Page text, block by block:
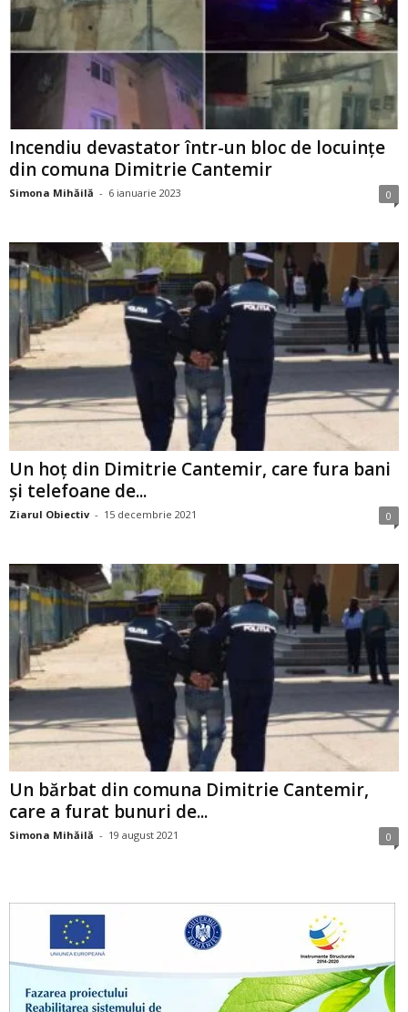
Incendiu devastator într-un bloc de locuințe
din comuna Dimitrie Cantemir
Simona Mihăilă - 6 ianuarie 2023 0
Un hoț din Dimitrie Cantemir, care fura bani
și telefoane de...
Ziarul Obiectiv - 15 decembrie 2021 0
Un bărbat din comuna Dimitrie Cantemir,
care a furat bunuri de...
Simona Mihăilă - 19 august 2021 0